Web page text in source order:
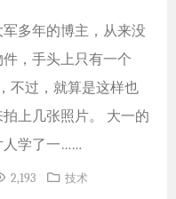
多年的博主，从来没
，手头上只有一个
不过，就算是这样也
上几张照片。 大一的
人学了一……
2,193 技术